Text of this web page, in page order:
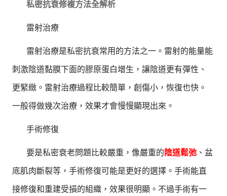
私密抗衰修複方法全解析
雷射治療
雷射治療是私密抗衰常用的方法之一。雷射的能量能
刺激陰道黏膜下面的膠原蛋白增生，讓陰道更有彈性、
更緊緻。雷射治療過程比較簡單，創傷小，恢復也快。
一般得做幾次治療，效果才會慢慢顯現出來。
手術修復
要是私密衰老問題比較嚴重，像嚴重的 陰道鬆弛 、盆
底肌肉斷裂等，手術修復可能是更好的選擇。手術能直
接修復和重建受損的組織，效果很明顯。不過手術有一